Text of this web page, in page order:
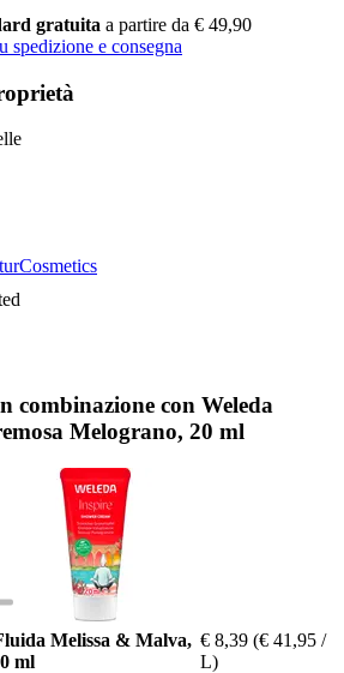
gratuita a partire da € 49,90
e consegna
combinazione con Weleda
Melograno, 20 ml
Melissa & Malva,
ml
€ 8,39 (€ 41,95 /
L)